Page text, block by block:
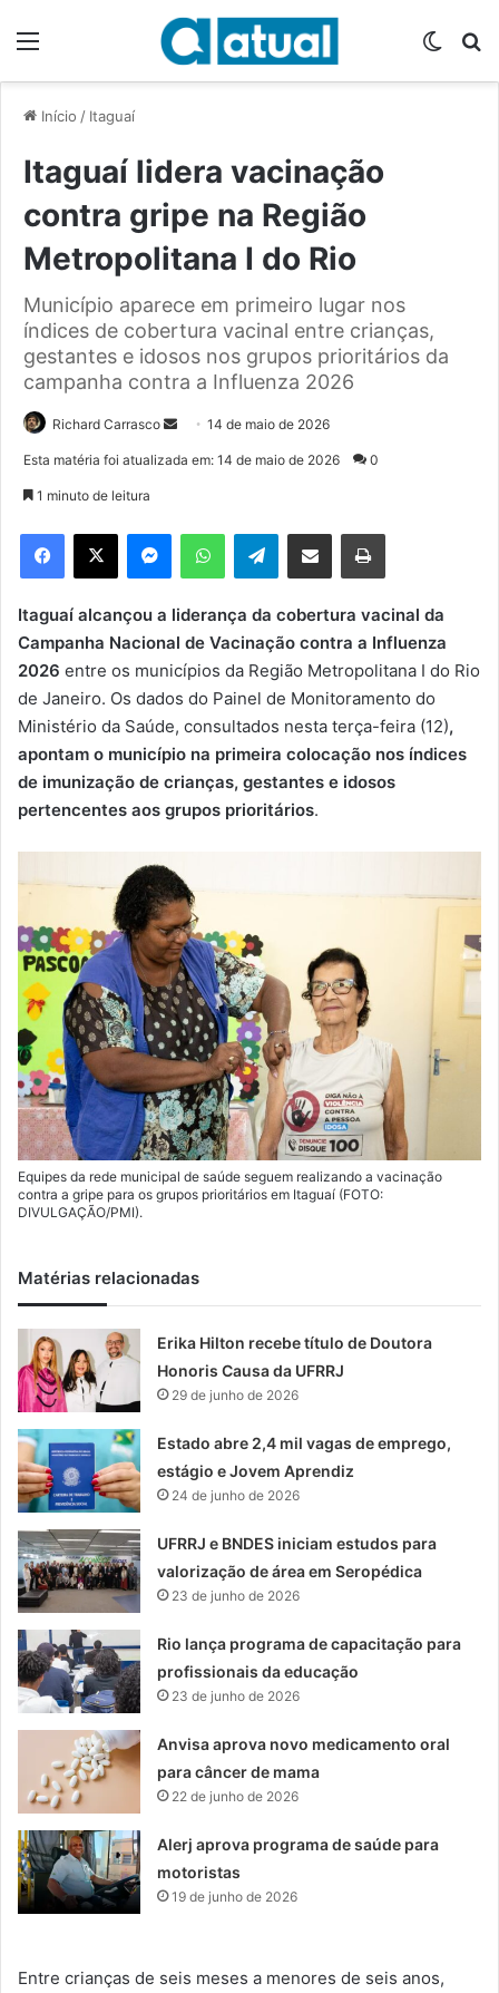
Início / Itaguaí
Itaguaí lidera vacinação
contra gripe na Região
Metropolitana I do Rio
Município aparece em primeiro lugar nos
índices de cobertura vacinal entre crianças,
gestantes e idosos nos grupos prioritários da
campanha contra a Influenza 2026
Richard Carrasco
e
m
e
-
m
a
14 de maio de 2026
Esta matéria foi atualizada em: 14 de maio de 2026 0
1 minuto de leitura
Telegram
Itaguaí alcançou a liderança da cobertura vacinal da
Campanha Nacional de Vacinação contra a Influenza
2026 entre os municípios da Região Metropolitana I do Rio
de Janeiro. Os dados do Painel de Monitoramento do
Ministério da Saúde, consultados nesta terça-feira (12),
apontam o município na primeira colocação nos índices
de imunização de crianças, gestantes e idosos
pertencentes aos grupos prioritários.
Equipes da rede municipal de saúde seguem realizando a vacinação
contra a gripe para os grupos prioritários em Itaguaí (FOTO:
DIVULGAÇÃO/PMI).
Matérias relacionadas
Erika Hilton recebe título de Doutora
Honoris Causa da UFRRJ
29 de junho de 2026
Estado abre 2,4 mil vagas de emprego,
estágio e Jovem Aprendiz
24 de junho de 2026
UFRRJ e BNDES iniciam estudos para
valorização de área em Seropédica
23 de junho de 2026
Rio lança programa de capacitação para
profissionais da educação
23 de junho de 2026
Anvisa aprova novo medicamento oral
para câncer de mama
22 de junho de 2026
Alerj aprova programa de saúde para
motoristas
19 de junho de 2026
Entre crianças de seis meses a menores de seis anos,